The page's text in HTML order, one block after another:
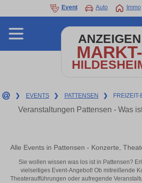
Event Auto Immo
ANZEIGEN
MARKT-
❯ EVENTS ❯ PATTENSEN ❯
Veranstaltungen Pattensen - Was
Alle Events in Pattensen - Konzerte,
Sie wollen wissen was los ist in Pattensen?
vielseitiges Event-Angebot! Ob mitreißende
Theateraufführungen oder aufregende